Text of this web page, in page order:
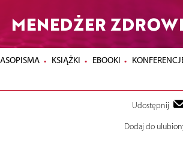
MENEDŻER
KSIĄŻKI EBOOKI
Udostępnij
Dodaj do